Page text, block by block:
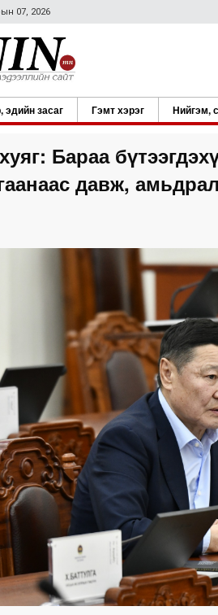
07, 2026
эдийн засаг Гэмт хэрэг Нийгэм,
Бараа
давж,